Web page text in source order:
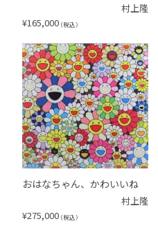
村上隆
¥165,000 （税込）
おはなちゃん、かわいいね
村上隆
¥275,000 （税込）